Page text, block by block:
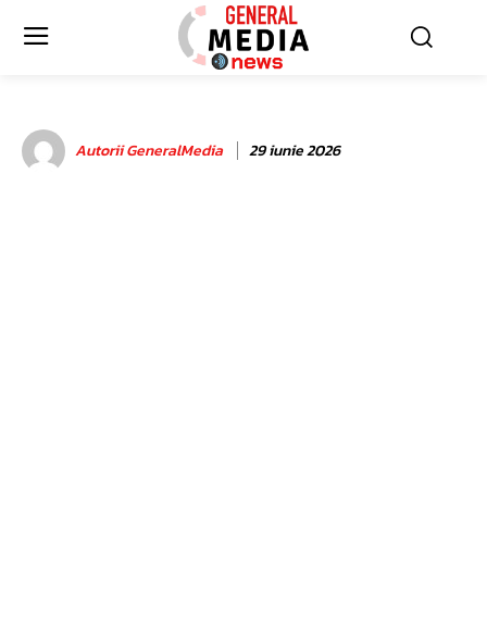
Autorii GeneralMedia 29 iunie 2026